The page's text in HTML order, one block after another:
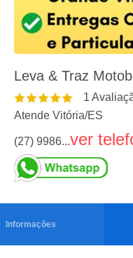
Leva & Traz
1
Atende Vitória/ES
(27) 9986...ver
Informações